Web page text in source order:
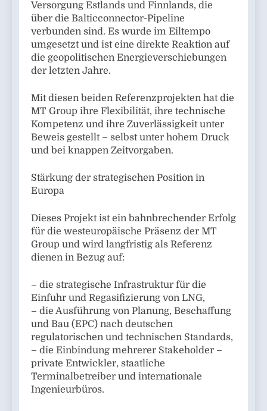
Versorgung Estlands und Finnlands, die
über die Balticconnector-Pipeline
verbunden sind. Es wurde im Eiltempo
umgesetzt und ist eine direkte Reaktion auf
die geopolitischen Energieverschiebungen
der letzten Jahre.
Mit diesen beiden Referenzprojekten hat die
MT Group ihre Flexibilität, ihre technische
Kompetenz und ihre Zuverlässigkeit unter
Beweis gestellt – selbst unter hohem Druck
und bei knappen Zeitvorgaben.
Stärkung der strategischen Position in
Europa
Dieses Projekt ist ein bahnbrechender Erfolg
für die westeuropäische Präsenz der MT
Group und wird langfristig als Referenz
dienen in Bezug auf:
– die strategische Infrastruktur für die
Einfuhr und Regasifizierung von LNG,
– die Ausführung von Planung, Beschaffung
und Bau (EPC) nach deutschen
regulatorischen und technischen Standards,
– die Einbindung mehrerer Stakeholder –
private Entwickler, staatliche
Terminalbetreiber und internationale
Ingenieurbüros.